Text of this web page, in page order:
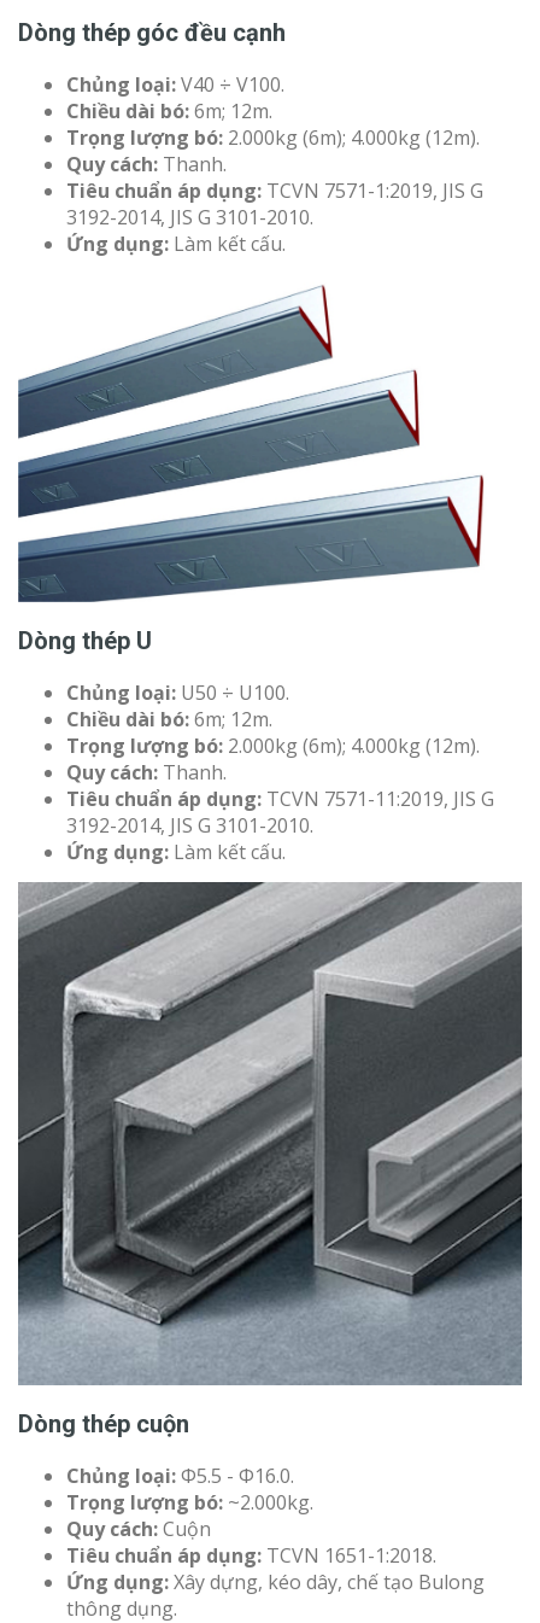
Dòng thép góc đều cạnh
Chủng loại:V40 ÷ V100.
Chiều dài bó:6m; 12m.
Trọng lượng bó: 2.000kg (6m); 4.000kg (12m).
Quy cách: Thanh.
Tiêu chuẩn áp dụng: TCVN 7571-1:2019, JIS G
3192-2014, JIS G 3101-2010.
Ứng dụng: Làm kết cấu.
Dòng thép U
Chủng loại: U50 ÷ U100.
Chiều dài bó:6m; 12m.
Trọng lượng bó: 2.000kg (6m); 4.000kg (12m).
Quy cách: Thanh.
Tiêu chuẩn áp dụng: TCVN 7571-11:2019, JIS G
3192-2014, JIS G 3101-2010.
Ứng dụng: Làm kết cấu.
Dòng thép cuộn
Chủng loại:Φ5.5 - Φ16.0.
Trọng lượng bó: ~2.000kg.
Quy cách:Cuộn
Tiêu chuẩn áp dụng: TCVN 1651-1:2018.
Ứng dụng:Xây dựng, kéo dây, chế tạo Bulong
thông dụng.